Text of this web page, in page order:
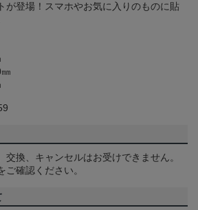
が登場！スマホやお気に入りのものに貼
交換、キャンセルはお受けできません。
ご確認ください。